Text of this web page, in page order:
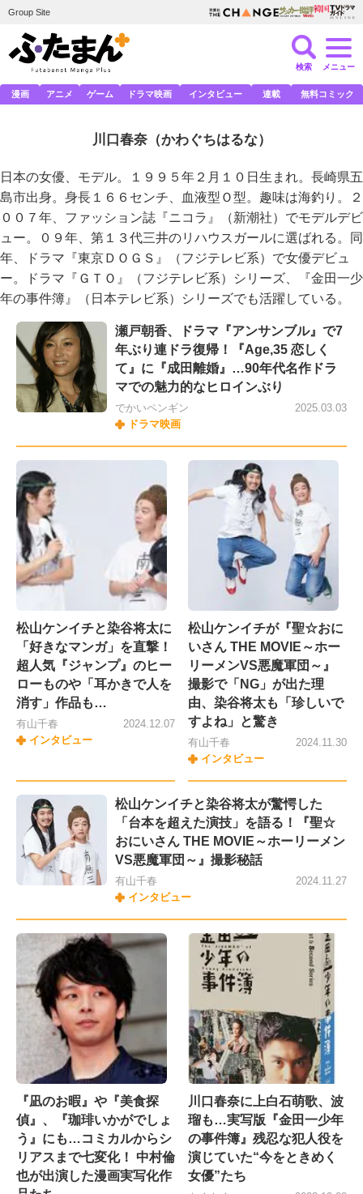
Group Site
検索 メニュー
漫画 アニメ ゲーム ドラマ映画 インタビュー 連載 無料コミック
川口春奈（かわぐちはるな）
日本の女優、モデル。１９９５年２月１０日生まれ。長崎県五
島市出身。身長１６６センチ、血液型Ｏ型。趣味は海釣り。２
００７年、ファッション誌『ニコラ』（新潮社）でモデルデビ
ュー。０９年、第１３代三井のリハウスガールに選ばれる。同
年、ドラマ『東京ＤＯＧＳ』（フジテレビ系）で女優デビュ
ー。ドラマ『ＧＴＯ』（フジテレビ系）シリーズ、『金田一少
年の事件簿』（日本テレビ系）シリーズでも活躍している。
瀬戸朝香、ドラマ『アンサンブル』で7
年ぶり連ドラ復帰！『Age,35 恋しく
て』に『成田離婚』…90年代名作ドラ
マでの魅力的なヒロインぶり
でかいペンギン
ドラマ映画
2025.03.03
松山ケンイチと染谷将太に
「好きなマンガ」を直撃！
超人気『ジャンプ』のヒー
ローものや「耳かきで人を
消す」作品も…
有山千春
インタビュー
2024.12.07
松山ケンイチが『聖☆おに
いさん THE MOVIE～ホー
リーメンVS悪魔軍団～』
撮影で「NG」が出た理
由、染谷将太も「珍しいで
すよね」と驚き
有山千春
インタビュー
2024.11.30
松山ケンイチと染谷将太が驚愕した
「台本を超えた演技」を語る！『聖☆
おにいさん THE MOVIE～ホーリーメン
VS悪魔軍団～』撮影秘話
有山千春
インタビュー
2024.11.27
『凪のお暇』や『美食探
偵』、『珈琲いかがでしょ
う』にも…コミカルからシ
リアスまで七変化！ 中村倫
也が出演した漫画実写化作
川口春奈に上白石萌歌、波
瑠も…実写版『金田一少年
の事件簿』残忍な犯人役を
演じていた“今をときめく
女優”たち